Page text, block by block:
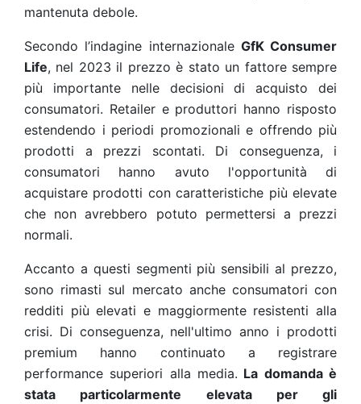
mantenuta debole.
Secondo l’indagine internazionale GfK Consumer
Life, nel 2023 il prezzo è stato un fattore sempre
più importante nelle decisioni di acquisto dei
consumatori. Retailer e produttori hanno risposto
estendendo i periodi promozionali e offrendo più
prodotti a prezzi scontati. Di conseguenza, i
consumatori hanno avuto l'opportunità di
acquistare prodotti con caratteristiche più elevate
che non avrebbero potuto permettersi a prezzi
normali.
Accanto a questi segmenti più sensibili al prezzo,
sono rimasti sul mercato anche consumatori con
redditi più elevati e maggiormente resistenti alla
crisi. Di conseguenza, nell'ultimo anno i prodotti
premium hanno continuato a registrare
performance superiori alla media. La domanda è
stata particolarmente elevata per gli